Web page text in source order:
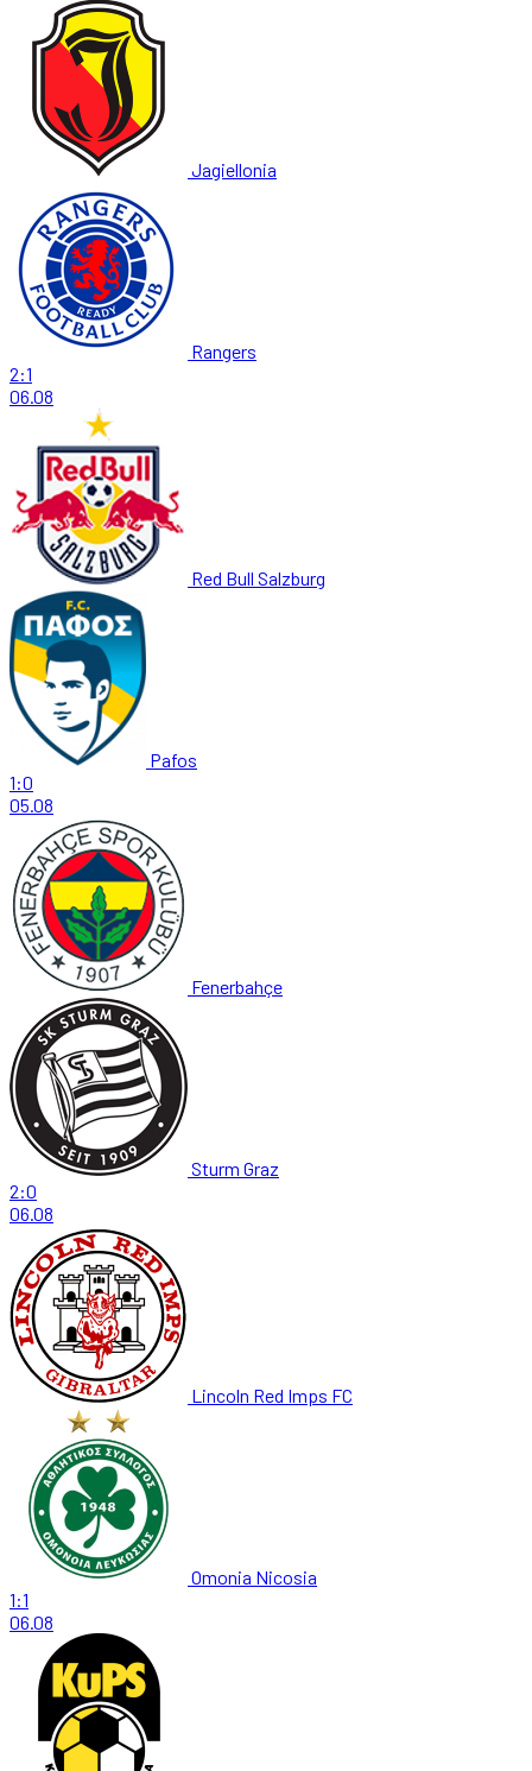
Jagiellonia
Rangers
2:1
06.08
Red Bull Salzburg
Pafos
1:0
05.08
Fenerbahçe
Sturm Graz
2:0
06.08
Lincoln Red Imps FC
Omonia Nicosia
1:1
06.08